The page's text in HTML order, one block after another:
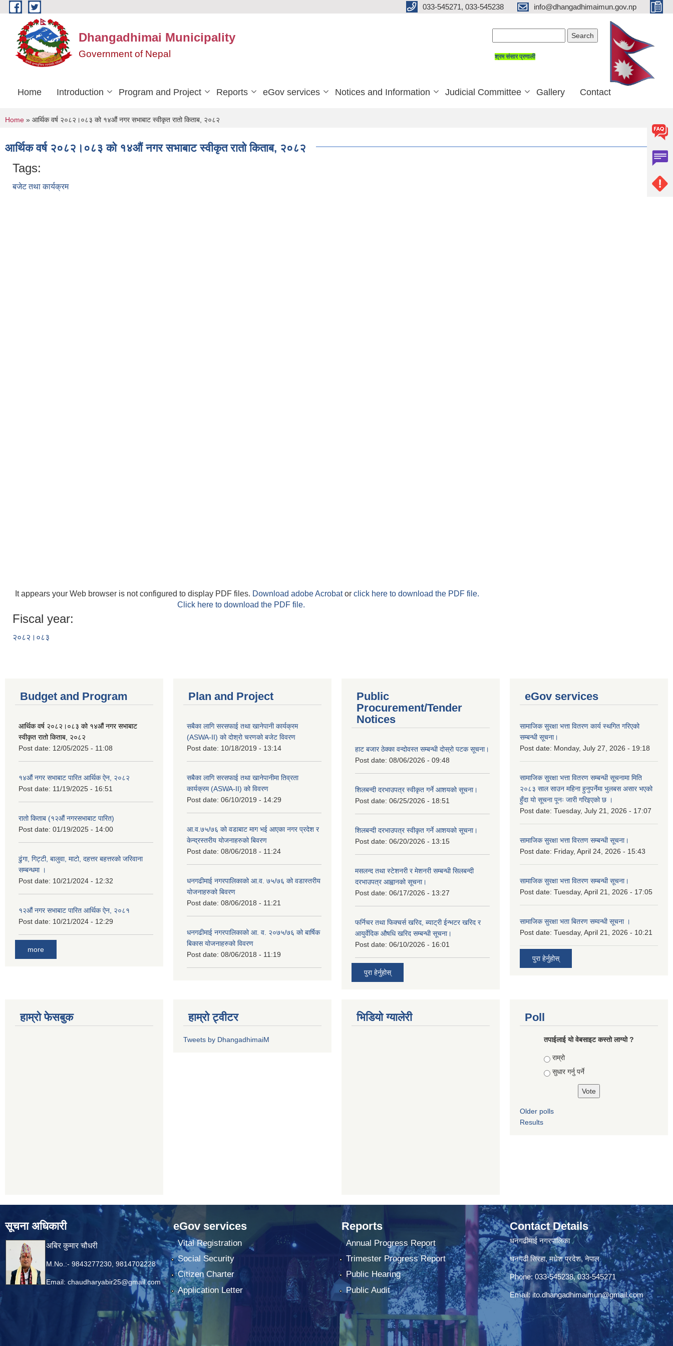
Skip to main content 033-545271, 033-545238 info@dhangadhimaimun.gov.np
Dhangadhimai Municipality
Government of Nepal श्रम संसार प्रणाली
Home Introduction Program and Project Reports eGov services Notices and Information Judicial Committee Gallery Contact
You are here
Home » आर्थिक वर्ष २०८२।०८३ को १४औं नगर सभाबाट स्वीकृत रातो किताब, २०८२
आर्थिक वर्ष २०८२।०८३ को १४औं नगर सभाबाट स्वीकृत रातो किताब, २०८२
Tags:
बजेट तथा कार्यक्रम
It appears your Web browser is not configured to display PDF files. Download adobe Acrobator click here to download the PDF file.
Click here to download the PDF file.
Fiscal year:
२०८२।०८३
Budget and Program
आर्थिक वर्ष २०८२।०८३ को १४औं नगर सभाबाट
स्वीकृत रातो किताब, २०८२
Post date: 12/05/2025 - 11:08
१४औं नगर सभाबाट पारित आर्थिक ऐन, २०८२
Post date: 11/19/2025 - 16:51
रातो किताब (१२औं नगरसभाबाट पारित)
Post date: 01/19/2025 - 14:00
ढुंगा, गिट्टी, बालुवा, माटो, दहत्तर बहत्तरको जरिवाना
सम्बन्धमा ।
Post date: 10/21/2024 - 12:32
१२औं नगर सभाबाट पारित आर्थिक ऐन, २०८१
Post date: 10/21/2024 - 12:29
more
Plan and Project
सबैका लागि सरसफाई तथा खानेपानी कार्यक्रम
(ASWA-II) को दोश्रो चरणको बजेट विवरण
Post date: 10/18/2019 - 13:14
सबैका लागि सरसफाई तथा खानेपानीमा तिव्रता
कार्यक्रम (ASWA-II) को विवरण
Post date: 06/10/2019 - 14:29
आ.व.७५/७६ को वडाबाट माग भई आएका नगर प्रदेश र
केन्द्रस्तरीय योजनाहरुको बिवरण
Post date: 08/06/2018 - 11:24
धनगढीमाई नगरपालिकाको आ.व. ७५/७६ को वडास्तरीय
योजनाहरुको बिवरण
Post date: 08/06/2018 - 11:21
धनगढीमाई नगरपालिकाको आ. व. २०७५/७६ को बार्षिक
बिकास योजनाहरुको विवरण
Post date: 08/06/2018 - 11:19
Public
Procurement/Tender
Notices
हाट बजार ठेक्का वन्दोवस्त सम्बन्धी दोस्रो पटक सूचना।
Post date: 08/06/2026 - 09:48
शिलबन्दी दरभाउपत्र स्वीकृत गर्ने आशयको सूचना।
Post date: 06/25/2026 - 18:51
शिलबन्दी दरभाउपत्र स्वीकृत गर्ने आशयको सूचना।
Post date: 06/20/2026 - 13:15
मसलन्द तथा स्टेशनरी र मेशनरी सम्बन्धी सिलबन्दी
दरभाउपत्र आह्वानको सूचना।
Post date: 06/17/2026 - 13:27
फर्निचर तथा फिक्चर्स खरिद, ब्याट‍्री ईन्भटर खरिद र
आयुर्वेदिक औषधि खरिद सम्बन्धी सूचना।
Post date: 06/10/2026 - 16:01
पुरा हेर्नुहोस्
eGov services
सामाजिक सुरक्षा भत्ता वितरण कार्य स्थगित गरिएको
सम्बन्धी सूचना।
Post date: Monday, July 27, 2026 - 19:18
सामाजिक सुरक्षा भत्ता वितरण सम्बन्धी सूचनामा मिति
२०८३ साल साउन महिना हुनुपर्नेमा भुलबस असार भएको
हुँदा यो सूचना पूनः जारी गरिइएको छ ।
Post date: Tuesday, July 21, 2026 - 17:07
सामाजिक सुरक्षा भत्ता विरतण सम्बन्धी सूचना।
Post date: Friday, April 24, 2026 - 15:43
सामाजिक सुरक्षा भत्ता वितरण सम्‍बन्धी सूचना।
Post date: Tuesday, April 21, 2026 - 17:05
सामाजिक सुरक्षा भता बितरण सम्वन्धी सूचना ।
Post date: Tuesday, April 21, 2026 - 10:21
पुरा हेर्नुहोस्
हाम्रो फेसबुक हाम्रो ट्वीटर
Tweets by DhangadhimaiM
भिडियाे ग्यालेरी Poll
तपाई‌लाई यो वेबसाइट कस्तो लाग्यो ?
Choices
राम्रो
सुधार गर्नु पर्ने
Older polls
Results
सूचना अधिकारी
अबिर कुमार चौधरी
M.No.:- 9843277230, 9814702228
Email: chaudharyabir25@gmail.com
eGov services
Vital Registration
Social Security
Citizen Charter
Application Letter
Reports
Annual Progress Report
Trimester Progress Report
Public Hearing
Public Audit
Contact Details
धनगढीमाई नगरपालिका
धनगढी सिरहा, मधेश प्रदेश, नेपाल
Phone: 033-545238, 033-545271
Email:ito.dhangadhimaimun@gmail.com